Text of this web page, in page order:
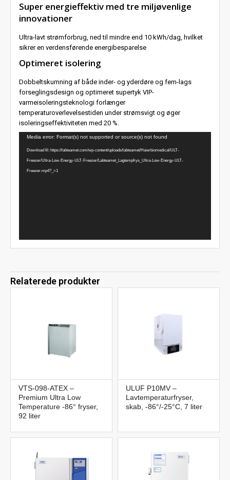
Super energieffektiv med tre miljøvenlige
innovationer
Ultra-lavt strømforbrug, ned til mindre end 10 kWh/dag, hvilket
sikrer en verdensførende energibesparelse
Optimeret isolering
Dobbeltskumning af både inder- og yderdøre og fem-lags
forseglingsdesign og optimeret supertyk VIP-
varmeisoleringsteknologi forlænger
temperaturoverlevelsestiden under strømsvigt og øger
isoleringseffektiviteten med 20 %.
Videoafspiller
Media error: Format(s) not supported or source(s) not found
Download fil: https://labteamet.com/wp-content/uploads/labteamet/Haierbiomedical/ULT-
Freezer/Ultra-Low-Energy-ULT-Freezer/Labteamet_Lagtempfrys_Ultra-Low-Energy-ULT-
Freezer.mp4?_=1
Relaterede produkter
VTS-098-ATEX –
Premium Ultra Low
Temperature -86° fryser,
92 liter
ULUF P10MV –
Lavtemperaturfryser,
skab, -86°/-25°C, 7 liter